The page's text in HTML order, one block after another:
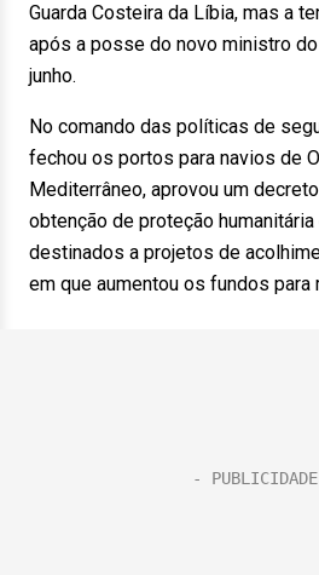
Guarda Costeira da Líbia, mas a
após a posse do novo ministro
junho.
No comando das políticas de
fechou os portos para navios de
Mediterrâneo, aprovou um
obtenção de proteção
destinados a projetos de
em que aumentou os fundos para